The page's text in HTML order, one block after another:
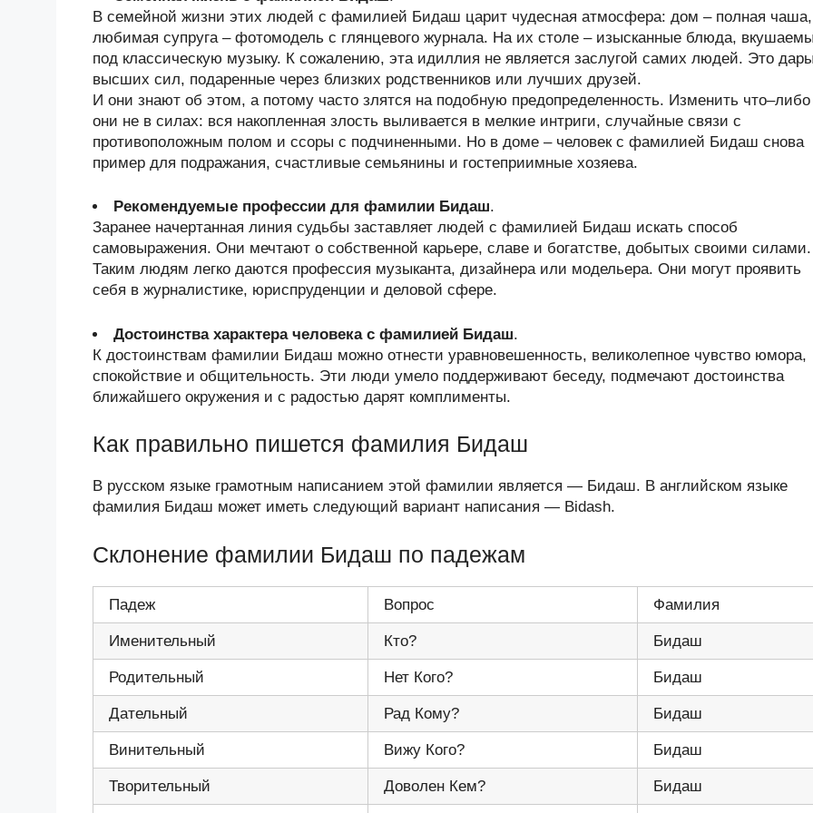
В семейной жизни этих людей с фамилией Бидаш царит чудесная атмосфера: дом – полная чаша,
любимая супруга – фотомодель с глянцевого журнала. На их столе – изысканные блюда,
под классическую музыку. К сожалению, эта идиллия не является заслугой самих людей. Это
высших сил, подаренные через близких родственников или лучших друзей.
И они знают об этом, а потому часто злятся на подобную предопределенность. Изменить что–либо
они не в силах: вся накопленная злость выливается в мелкие интриги, случайные связи с
противоположным полом и ссоры с подчиненными. Но в доме – человек с фамилией Бидаш снова
пример для подражания, счастливые семьянины и гостеприимные хозяева.
Рекомендуемые профессии для фамилии Бидаш.
Заранее начертанная линия судьбы заставляет людей с фамилией Бидаш искать способ
самовыражения. Они мечтают о собственной карьере, славе и богатстве, добытых своими силами.
Таким людям легко даются профессия музыканта, дизайнера или модельера. Они могут проявить
себя в журналистике, юриспруденции и деловой сфере.
Достоинства характера человека с фамилией Бидаш.
К достоинствам фамилии Бидаш можно отнести уравновешенность, великолепное чувство юмора,
спокойствие и общительность. Эти люди умело поддерживают беседу, подмечают достоинства
ближайшего окружения и с радостью дарят комплименты.
Как правильно пишется фамилия Бидаш
В русском языке грамотным написанием этой фамилии является — Бидаш. В английском языке
фамилия Бидаш может иметь следующий вариант написания — Bidash.
Склонение фамилии Бидаш по падежам
Падеж Вопрос Фамилия
Именительный Кто? Бидаш
Родительный Нет Кого? Бидаш
Дательный Рад Кому? Бидаш
Винительный Вижу Кого? Бидаш
Творительный Доволен Кем? Бидаш